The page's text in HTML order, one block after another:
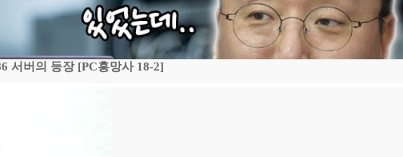
서버의 등장 [PC흥망사 18-2]